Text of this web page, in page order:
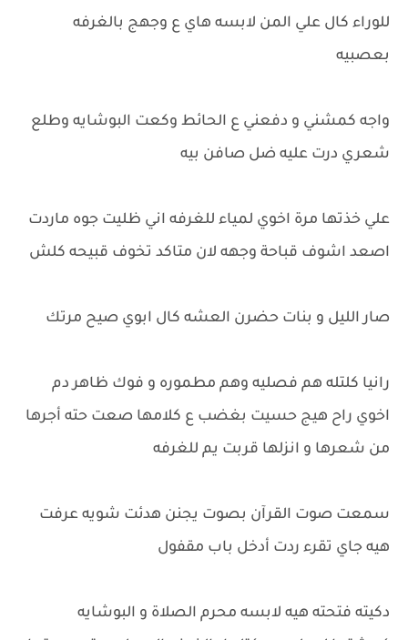
للوراء كال علي المن لابسه هاي ع وجهج بالغرفه
بعصبيه
واجه كمشني و دفعني ع الحائط وكعت البوشايه وطلع
شعري درت عليه ضل صافن بيه
علي خذتها مرة اخوي لمياء للغرفه اني ظليت جوه ماردت
اصعد اشوف قباحة وجهه لان متاكد تخوف قبيحه كلش
صار الليل و بنات حضرن العشه كال ابوي صيح مرتك
رانيا كلتله هم فصليه وهم مطموره و فوك ظاهر دم
اخوي راح هيج حسيت بغضب ع كلامها صعت حته أجرها
من شعرها و انزلها قربت يم للغرفه
سمعت صوت القرآن بصوت يجنن هدئت شويه عرفت
هيه جاي تقرء ردت أدخل باب مقفول
دكيته فتحته هيه لابسه محرم الصلاة و البوشايه